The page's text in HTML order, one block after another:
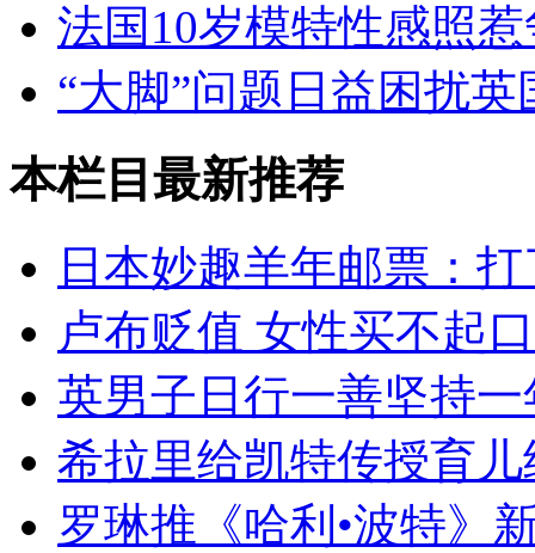
法国10岁模特性感照
“大脚”问题日益困扰英
本栏目最新推荐
日本妙趣羊年邮票：
卢布贬值 女性买不起
英男子日行一善坚持
希拉里给凯特传授育
罗琳推《哈利•波特》